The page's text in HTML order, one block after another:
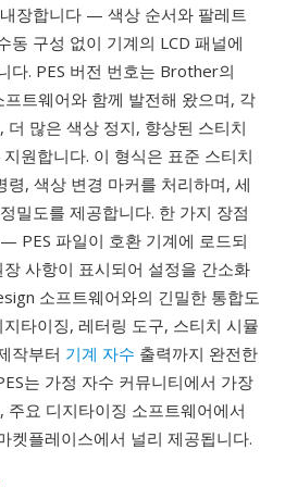
장합니다 — 색상 순서와 팔레트
동 구성 없이 기계의 LCD 패널에
다. PES 버전 번호는 Brother의
트웨어와 함께 발전해 왔으며, 각
더 많은 색상 정지, 향상된 스티치
원합니다. 이 형식은 표준 스티치
령, 색상 변경 마커를 처리하며, 세
밀도를 제공합니다. 한 가지 장점
PES 파일이 호환 기계에 로드되
사항이 표시되어 설정을 간소화
소프트웨어와의 긴밀한 통합도
타이징, 레터링 도구, 스티치 시뮬
작부터 기계 자수 출력까지 완전한
는 가정 자수 커뮤니티에서 가장
주요 디지타이징 소프트웨어에서
켓플레이스에서 널리 제공됩니다.